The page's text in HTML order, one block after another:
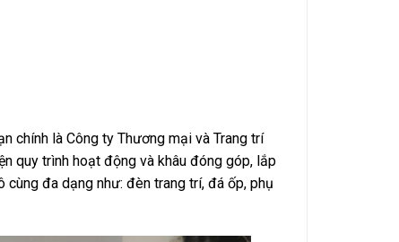
chính là Công ty Thương mại và Trang trí
quy trình hoạt động và khâu đóng góp, lắp
đa dạng như: đèn trang trí, đá ốp, phụ